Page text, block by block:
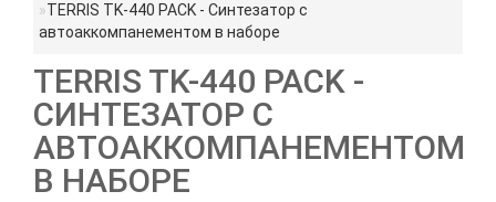
TERRIS TK-440 PACK - Синтезатор с
автоаккомпанементом в наборе
TERRIS TK-440 PACK -
СИНТЕЗАТОР С
АВТОАККОМПАНЕМЕНТОМ
В НАБОРЕ